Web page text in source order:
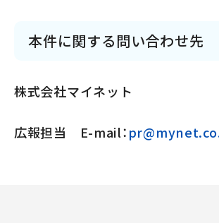
本件に関する問い合わせ先
株式会社マイネット
広報担当 E-mail：